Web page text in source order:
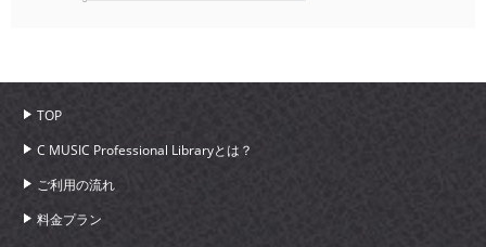
TOP
C MUSIC Professional Libraryとは？
ご利用の流れ
料金プラン